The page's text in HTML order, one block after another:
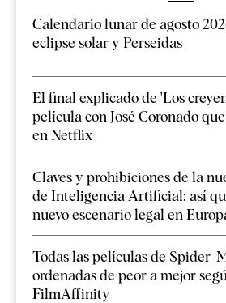
Calendario lunar de agosto
eclipse solar y Perseidas
El final explicado de 'Los
película con José Coronado
en Netflix
Claves y prohibiciones de la
de Inteligencia Artificial: así
nuevo escenario legal en
Todas las películas de Spider-
ordenadas de peor a mejor
FilmAffinity